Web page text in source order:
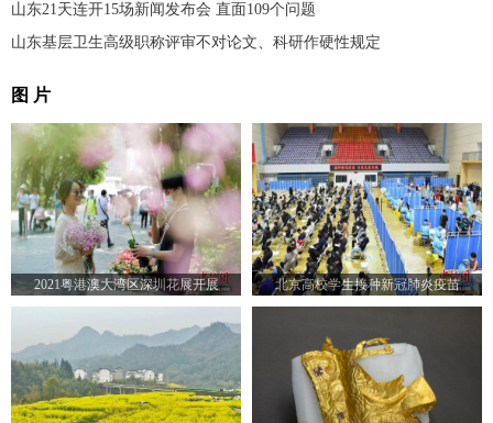
山东21天连开15场新闻发布会 直面109个问题
山东基层卫生高级职称评审不对论文、科研作硬性规定
图 片
2021粤港澳大湾区深圳花展开展 北京高校学生接种新冠肺炎疫苗